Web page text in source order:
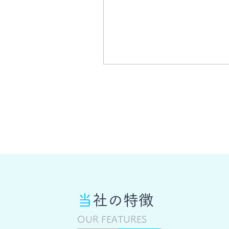
当 社の特徴
OUR FEATURES